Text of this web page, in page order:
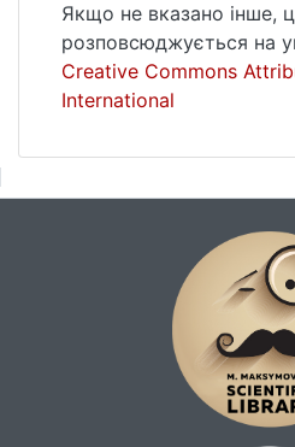
Якщо не вказано інше,
розповсюджується на
Creative Commons
International